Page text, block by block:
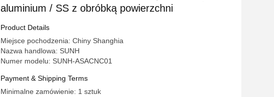
aluminium / SS z obróbką powierzchni
Product Details
Miejsce pochodzenia: Chiny Shanghia
Nazwa handlowa: SUNH
Numer modelu: SUNH-ASACNC01
Payment & Shipping Terms
Minimalne zamówienie: 1 sztuk